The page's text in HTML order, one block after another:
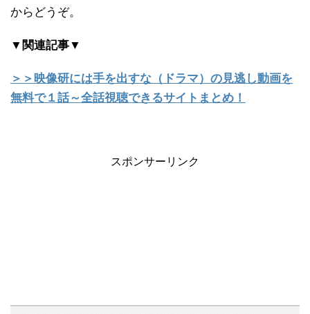
からどうぞ。
▼関連記事▼
＞＞映像研には手を出すな（ドラマ）の見逃し動画を
無料で１話～全話視聴できるサイトまとめ！
スポンサーリンク